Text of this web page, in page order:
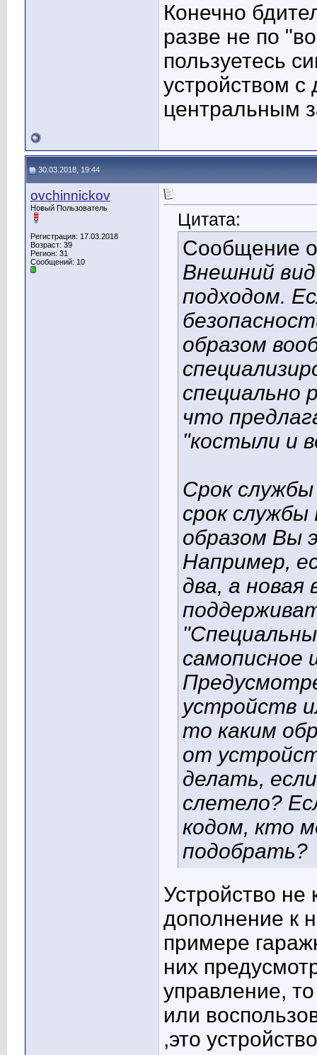
Конечно
разве не по
пользуетесь
устройством
центральным
30.03.2018, 19:44
ovchinnickov
Новый Пользователь
Регистрация: 17.03.2018
Возраст: 39
Регион: 31
Сообщений: 10
Цитата:
Сообщение
Внешний
подходом.
образом
специально
что
"костыли и
Срок
срок
образом Вы
Например,
два, а новая
самописное
устройств
то каким
от
делать,
слетело?
кодом, кто
подобрать?
Устройство не
дополнение к
примере
них
управление,
или
,это